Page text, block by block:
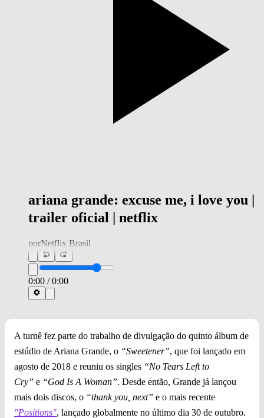
ariana grande: excuse me, i love you |
trailer oficial | netflix
porNetflix Brasil
0:00 /0:00
A turnê fez parte do trabalho de divulgação do quinto álbum de
estúdio de Ariana Grande, o “Sweetener”, que foi lançado em
agosto de 2018 e reuniu os singles “No Tears Left to
Cry” e “God Is A Woman”. Desde então, Grande já lançou
mais dois discos, o “thank you, next” e o mais recente
"Positions", lançado globalmente no último dia 30 de outubro.